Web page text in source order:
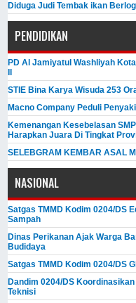
Diduga Judi Tembak ikan
PENDIDIKAN
PD Al Jamiyatul Washliyah
STIE Bina Karya Wisuda 253
Macno Company Peduli
Kemenangan Kesebelasan
Harapkan Juara Di Tingkat
SELEBGRAM KEMBAR ASAL
NASIONAL
Satgas TMMD Kodim 0204/DS
Sampah
Dinas Perikanan Ajak Warga
Budidaya
Satgas TMMD Kodim 0204/DS
Dandim 0204/DS
Teknisi